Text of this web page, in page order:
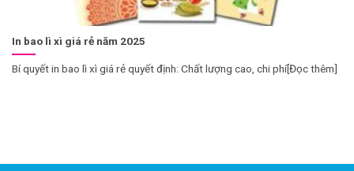
In bao lì xì giá rẻ năm 2025
Bí quyết in bao lì xì giá rẻ quyết định: Chất lượng cao, chi phí[Đọc thêm]